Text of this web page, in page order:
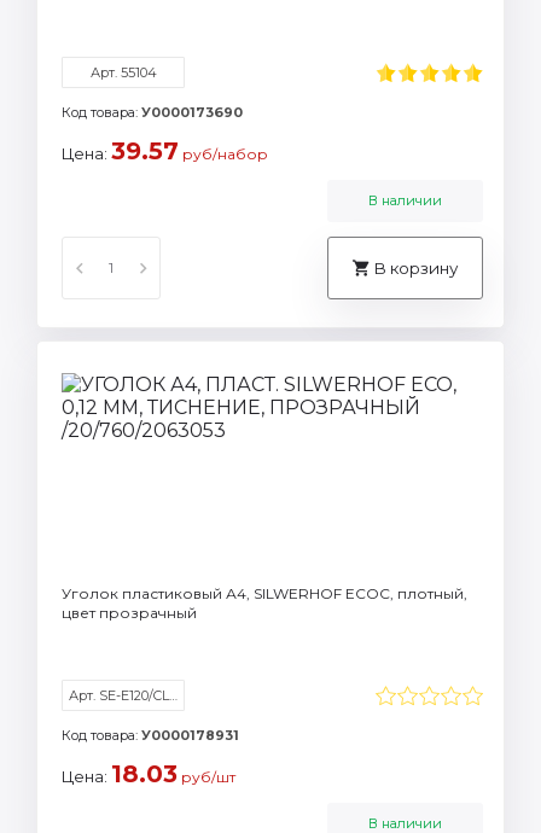
Арт. 55104
Код товара: У0000173690
Цена: 39.57 руб/набор
В наличии
В корзину
Уголок пластиковый А4, SILWERHOF ECOC, плотный,
цвет прозрачный
Арт. SE-E120/CLEAR
Код товара: У0000178931
Цена: 18.03 руб/шт
В наличии